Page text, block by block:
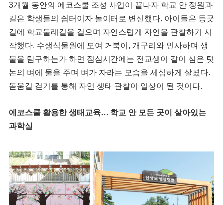
3개월 동안의 에코스쿨 조성 사업이 끝나자 학교 안 정원과
길은 학생들의 쉼터이자 놀이터로 변신했다. 아이들은 등굣
길에 학교둘레길을 걸으며 자연스럽게 자연을 관찰하기 시
작했다. 수생식물원에 모여 거북이, 개구리와 인사하며 생
물을 탐구하는가 하면 점심시간에는 전교생이 같이 심은 텃
논의 벼에 물을 주며 벼가 자라는 모습을 세심하게 살폈다.
돋움길 걷기를 통해 자연 생태 관찰이 일상이 된 것이다.
에코스쿨 활용한 생태교육… 학교 안 모든 곳이 살아있는
과학실